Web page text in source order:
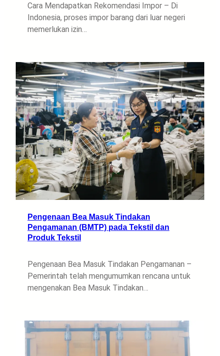
Cara Mendapatkan Rekomendasi Impor – Di
Indonesia, proses impor barang dari luar negeri
memerlukan izin…
Pengenaan Bea Masuk Tindakan
Pengamanan (BMTP) pada Tekstil dan
Produk Tekstil
Pengenaan Bea Masuk Tindakan Pengamanan –
Pemerintah telah mengumumkan rencana untuk
mengenakan Bea Masuk Tindakan…